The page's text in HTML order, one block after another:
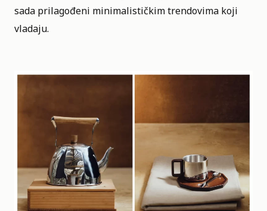
sada prilagođeni minimalističkim trendovima koji
vladaju.